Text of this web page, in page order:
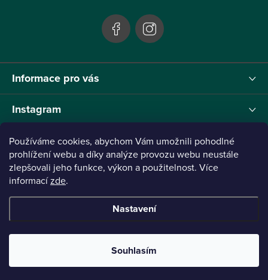
Používáme cookies, abychom Vám umožnili pohodlné
prohlížení webu a díky analýze provozu webu neustále
zlepšovali jeho funkce, výkon a použitelnost. Více
informacízde.
Nastavení
Souhlasím
Informace pro vás
Instagram
Tento projekt byl realizován pod reg.č. 0380001205 s názvem Panthera Leo
zaměřený na inovaci webu a marketingových nástrojů financovaný Evropskou Unií -
Připraveno ve spolupráci s Broken